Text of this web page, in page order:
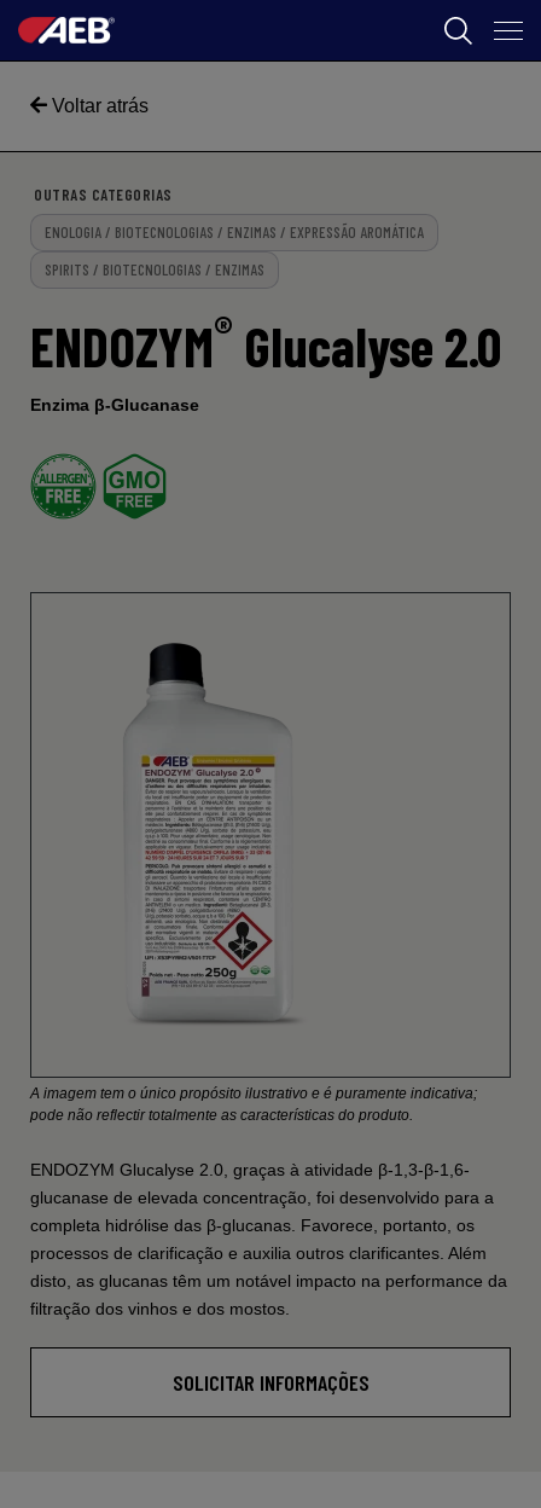
CERVEJA
FOOD
SPIRITS
AEB ACADEMY
BR
Voltar atrás
OUTRAS CATEGORIAS
ENOLOGIA / BIOTECNOLOGIAS / ENZIMAS / EXPRESSÃO AROMÁTICA
SPIRITS / BIOTECNOLOGIAS / ENZIMAS
ENDOZYM® Glucalyse 2.0
Enzima β-Glucanase
A imagem tem o único propósito ilustrativo e é puramente indicativa;
pode não reflectir totalmente as características do produto.
ENDOZYM Glucalyse 2.0, graças à atividade β-1,3-β-1,6-
glucanase de elevada concentração, foi desenvolvido para a
completa hidrólise das β-glucanas. Favorece, portanto, os
processos de clarificação e auxilia outros clarificantes. Além
disto, as glucanas têm um notável impacto na performance da
filtração dos vinhos e dos mostos.
SOLICITAR INFORMAÇÕES